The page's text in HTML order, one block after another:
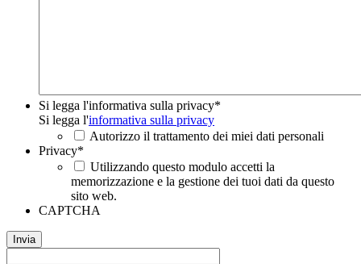
Si legga l'informativa sulla privacy*
Si legga l'informativa sulla privacy
Autorizzo il trattamento dei miei dati personali
Privacy*
Utilizzando questo modulo accetti la
memorizzazione e la gestione dei tuoi dati da questo
sito web.
CAPTCHA